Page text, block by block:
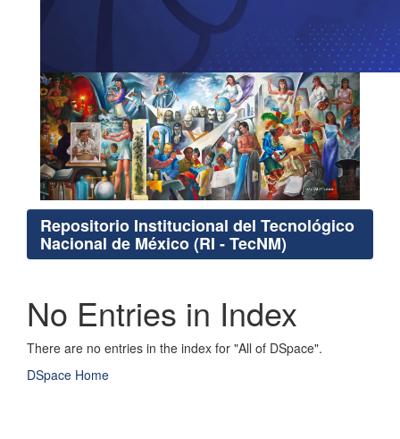
Repositorio Institucional del Tecnológico
Nacional de México (RI - TecNM)
No Entries in Index
There are no entries in the index for "All of DSpace".
DSpace Home